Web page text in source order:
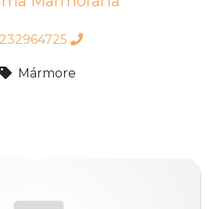
Mármore